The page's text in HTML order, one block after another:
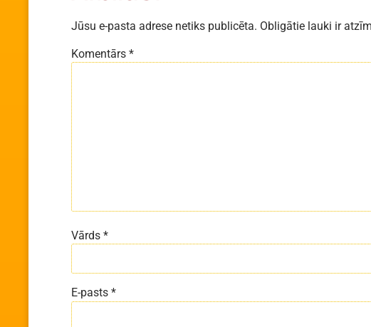
Jūsu e-pasta adrese netiks publicēta. Obligātie lauki ir
Komentārs *
Vārds *
E-pasts *